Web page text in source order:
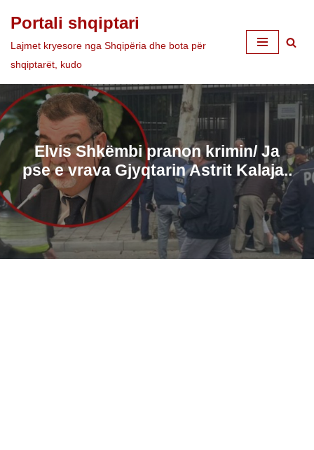
Skip
to
Portali shqiptari
Lajmet kryesore nga Shqipëria dhe bota për
shqiptarët, kudo
Elvis Shkëmbi pranon krimin/ Ja
pse e vrava Gjyqtarin Astrit Kalaja..